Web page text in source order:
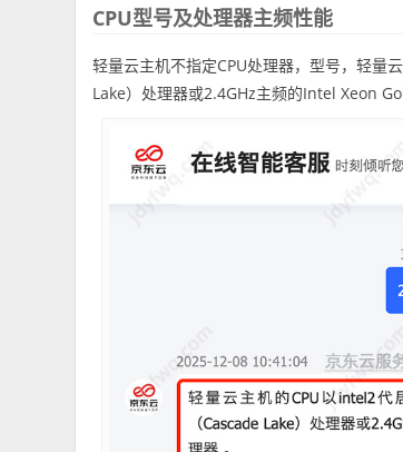
CPU型号及处理器主频性能
轻量云主机不指定CPU处理器，型号，轻
Lake）处理器或2.4GHz主频的Intel Xeon